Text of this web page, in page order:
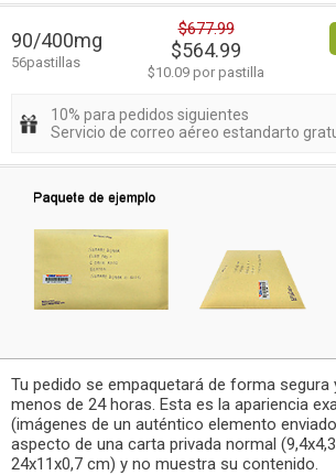
90/400mg
56pastillas
$677.99
$564.99
$10.09 por pastilla
10% para pedidos siguientes
Servicio de correo aéreo estandarto
Tu pedido se empaquetará de forma segura
menos de 24 horas. Esta es la apariencia
(imágenes de un auténtico elemento
aspecto de una carta privada normal
24x11x0,7 cm) y no muestra su contenido.